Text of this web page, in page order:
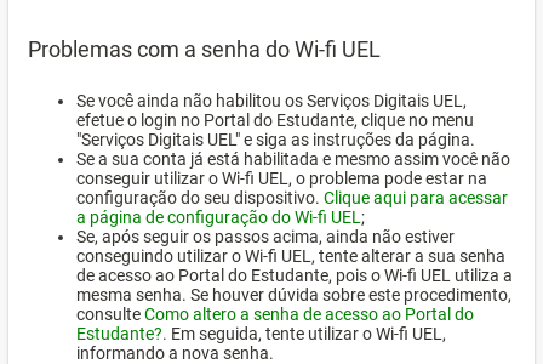
Problemas com a senha do Wi-fi UEL
Se você ainda não habilitou os Serviços Digitais UEL,
efetue o login no Portal do Estudante, clique no menu
"Serviços Digitais UEL" e siga as instruções da página.
Se a sua conta já está habilitada e mesmo assim você não
conseguir utilizar o Wi-fi UEL, o problema pode estar na
configuração do seu dispositivo. Clique aqui para acessar
a página de configuração do Wi-fi UEL ;
Se, após seguir os passos acima, ainda não estiver
conseguindo utilizar o Wi-fi UEL, tente alterar a sua senha
de acesso ao Portal do Estudante, pois o Wi-fi UEL utiliza a
mesma senha. Se houver dúvida sobre este procedimento,
consulteComo altero a senha de acesso ao Portal do
Estudante?. Em seguida, tente utilizar o Wi-fi UEL,
informando a nova senha.